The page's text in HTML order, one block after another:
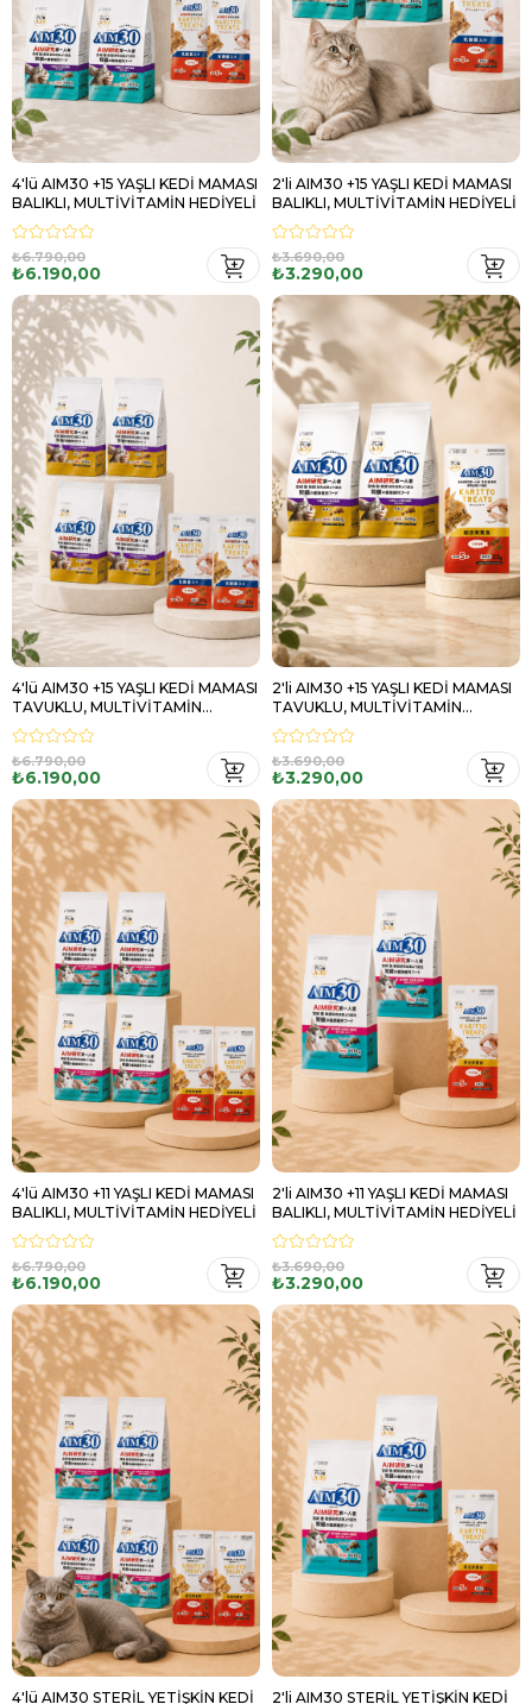
4'lü AIM30 +15 YAŞLI KEDİ MAMASI
BALIKLI, MULTİVİTAMİN HEDİYELİ
₺6.190,00
₺6.790,00
2'li AIM30 +15 YAŞLI KEDİ MAMASI
BALIKLI, MULTİVİTAMİN HEDİYELİ
₺3.290,00
₺3.690,00
4'lü AIM30 +15 YAŞLI KEDİ MAMASI
TAVUKLU, MULTİVİTAMİN
HEDİYELİ
₺6.190,00
₺6.790,00
2'li AIM30 +15 YAŞLI KEDİ MAMASI
TAVUKLU, MULTİVİTAMİN
HEDİYELİ
₺3.290,00
₺3.690,00
4'lü AIM30 +11 YAŞLI KEDİ MAMASI
BALIKLI, MULTİVİTAMİN HEDİYELİ
₺6.190,00
₺6.790,00
2'li AIM30 +11 YAŞLI KEDİ MAMASI
BALIKLI, MULTİVİTAMİN HEDİYELİ
₺3.290,00
₺3.690,00
4'lü AIM30 STERİL YETİŞKİN KEDİ 2'li AIM30 STERİL YETİŞKİN KEDİ